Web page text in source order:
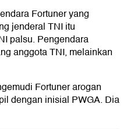
Fortuner yang
jenderal TNI itu
palsu. Pengendara
anggota TNI, melainkan
Fortuner arogan
dengan inisial PWGA. Dia